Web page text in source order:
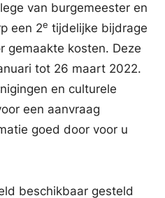
van burgemeester en
een 2e tijdelijke bijdrage
gemaakte kosten. Deze
tot 26 maart 2022.
en culturele
een aanvraag
goed door voor u
beschikbaar gesteld